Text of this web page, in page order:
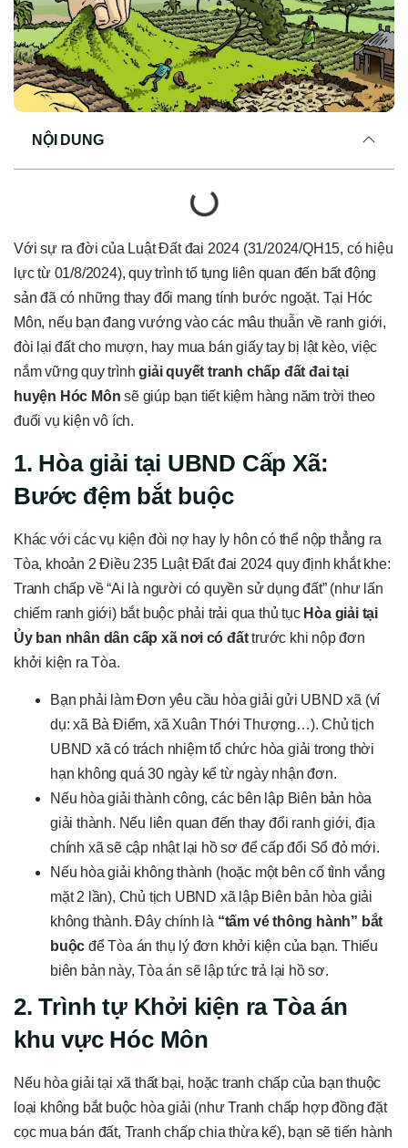
NỘI DUNG
Với sự ra đời của Luật Đất đai 2024 (31/2024/QH15, có hiệu
lực từ 01/8/2024), quy trình tố tụng liên quan đến bất động
sản đã có những thay đổi mang tính bước ngoặt. Tại Hóc
Môn, nếu bạn đang vướng vào các mâu thuẫn về ranh giới,
đòi lại đất cho mượn, hay mua bán giấy tay bị lật kèo, việc
nắm vững quy trìnhgiải quyết tranh chấp đất đai tại
huyện Hóc Môn sẽ giúp bạn tiết kiệm hàng năm trời theo
đuổi vụ kiện vô ích.
1. Hòa giải tại UBND Cấp Xã:
Bước đệm bắt buộc
Khác với các vụ kiện đòi nợ hay ly hôn có thể nộp thẳng ra
Tòa, khoản 2 Điều 235 Luật Đất đai 2024 quy định khắt khe:
Tranh chấp về “Ai là người có quyền sử dụng đất” (như lấn
chiếm ranh giới) bắt buộc phải trải qua thủ tục Hòa giải tại
Ủy ban nhân dân cấp xã nơi có đấttrước khi nộp đơn
khởi kiện ra Tòa.
Bạn phải làm Đơn yêu cầu hòa giải gửi UBND xã (ví
dụ: xã Bà Điểm, xã Xuân Thới Thượng…). Chủ tịch
UBND xã có trách nhiệm tổ chức hòa giải trong thời
hạn không quá 30 ngày kể từ ngày nhận đơn.
Nếu hòa giải thành công, các bên lập Biên bản hòa
giải thành. Nếu liên quan đến thay đổi ranh giới, địa
chính xã sẽ cập nhật lại hồ sơ để cấp đổi Sổ đỏ mới.
Nếu hòa giải không thành (hoặc một bên cố tình vắng
mặt 2 lần), Chủ tịch UBND xã lập Biên bản hòa giải
không thành. Đây chính là “tấm vé thông hành” bắt
buộc để Tòa án thụ lý đơn khởi kiện của bạn. Thiếu
biên bản này, Tòa án sẽ lập tức trả lại hồ sơ.
2. Trình tự Khởi kiện ra Tòa án
khu vực Hóc Môn
Nếu hòa giải tại xã thất bại, hoặc tranh chấp của bạn thuộc
loại không bắt buộc hòa giải (như Tranh chấp hợp đồng đặt
cọc mua bán đất, Tranh chấp chia thừa kế), bạn sẽ tiến hành